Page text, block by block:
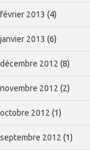
février 2013 (4)
janvier 2013 (6)
décembre 2012 (8)
novembre 2012 (2)
octobre 2012 (1)
septembre 2012 (1)